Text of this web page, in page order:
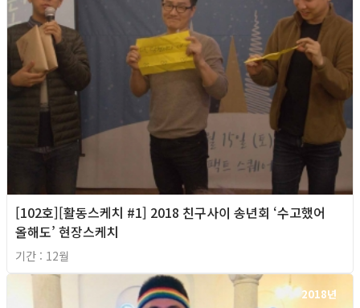
[102호][활동스케치 #1] 2018 친구사이 송년회 ‘수고했어
올해도’ 현장스케치
기간 : 12월
2018년